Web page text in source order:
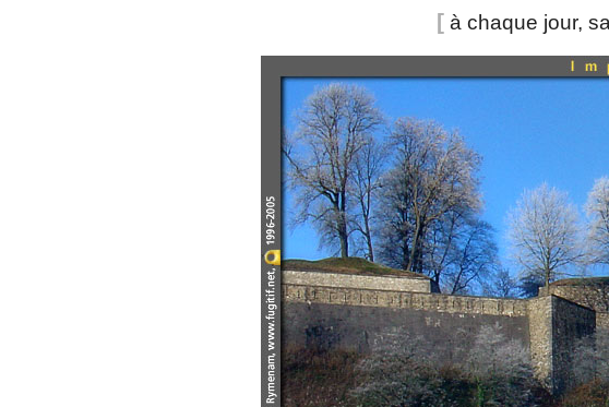
[ à chaque jour,